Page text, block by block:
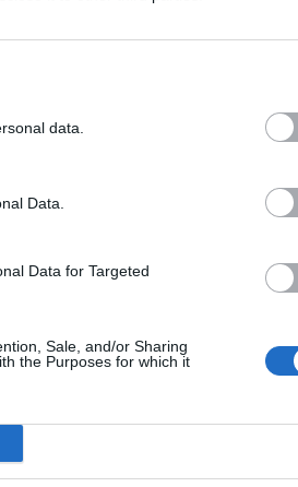
data.
Data.
Data for Targeted
Sale, and/or Sharing
the Purposes for which it
3 etoiles), nous avons été hébergés
sur le palier le nom de "spogliatoio
avec la réception (responsable absent),
tardive et le prix souhaité mais la
au descriptif: un lit double au lieu de 2 lits
étant située au dernier étage de l’hôtel,
nesse hotel?
SIM
nesse hotel?